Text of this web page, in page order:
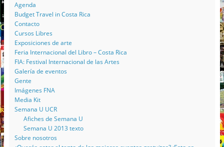
Agenda
Budget Travel in Costa Rica
Contacto
Cursos Libres
Exposiciones de arte
Feria Internacional del Libro – Costa Rica
FIA: Festival Internacional de las Artes
Galería de eventos
Gente
Imágenes FNA
Media Kit
Semana U UCR
Afiches de Semana U
Semana U 2013 texto
Sobre nosotros